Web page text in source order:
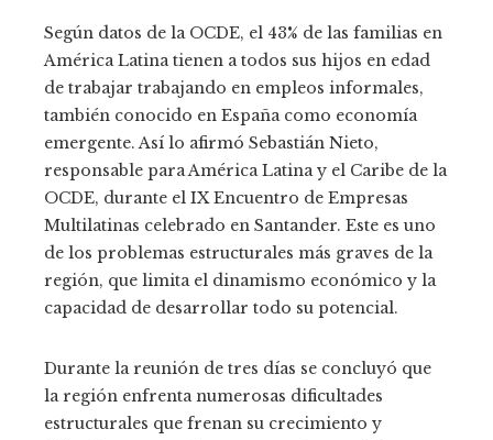
Según datos de la OCDE, el 43% de las familias en
América Latina tienen a todos sus hijos en edad
de trabajar trabajando en empleos informales,
también conocido en España como economía
emergente. Así lo afirmó Sebastián Nieto,
responsable para América Latina y el Caribe de la
OCDE, durante el IX Encuentro de Empresas
Multilatinas celebrado en Santander. Este es uno
de los problemas estructurales más graves de la
región, que limita el dinamismo económico y la
capacidad de desarrollar todo su potencial.
Durante la reunión de tres días se concluyó que
la región enfrenta numerosas dificultades
estructurales que frenan su crecimiento y